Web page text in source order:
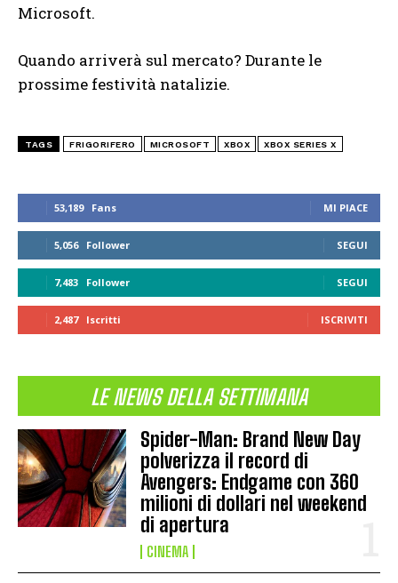
53,189 Fans MI PIACE
5,056 Follower SEGUI
7,483 Follower SEGUI
2,487 Iscritti ISCRIVITI
LE NEWS DELLA SETTIMANA
Spider-Man: Brand New Day
polverizza il record di
Avengers: Endgame con 360
milioni di dollari nel weekend
di apertura
CINEMA
Microsoft.
Quando arriverà sul mercato? Durante le
prossime festività natalizie.
TAGS FRIGORIFERO MICROSOFT XBOX XBOX SERIES X